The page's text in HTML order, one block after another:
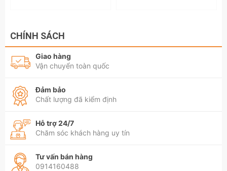
CHÍNH SÁCH
Giao hàng
Vận chuyển toàn quốc
Đảm bảo
Chất lượng đã kiểm định
Hỗ trợ 24/7
Chăm sóc khách hàng uy tín
Tư vấn bán hàng
0914160488